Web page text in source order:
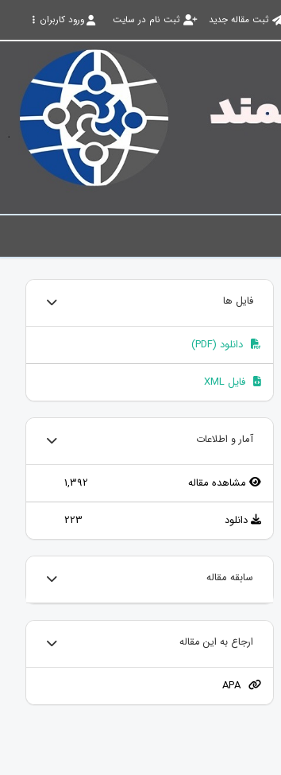
ثبت مقاله جدید ثبت نام در سایت ورود کاربران
فایل ها
دانلود (PDF)
فایل XML
آمار و اطلاعات
مشاهده مقاله 1,392
دانلود 223
سابقه مقاله
ارجاع به این مقاله
APA